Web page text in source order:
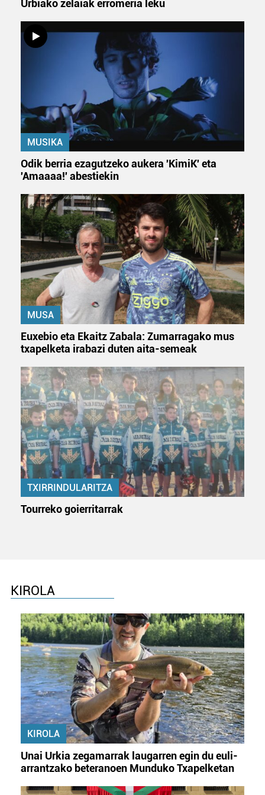
Urbiako zelaiak erromeria leku
MUSIKA
Odik berria ezagutzeko aukera 'KimiK' eta
'Amaaaa!' abestiekin
MUSA
Euxebio eta Ekaitz Zabala: Zumarragako mus
txapelketa irabazi duten aita-semeak
TXIRRINDULARITZA
Tourreko goierritarrak
KIROLA
KIROLA
Unai Urkia zegamarrak laugarren egin du euli-
arrantzako beteranoen Munduko Txapelketan